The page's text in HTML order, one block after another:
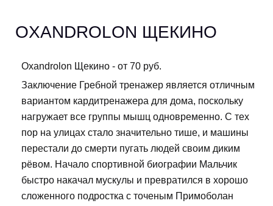
OXANDROLON ЩЕКИНО
Oxandrolon Щекино - от 70 руб.
Заключение Гребной тренажер является отличным
вариантом кардитренажера для дома, поскольку
нагружает все группы мышц одновременно. С тех
пор на улицах стало значительно тише, и машины
перестали до смерти пугать людей своим диким
рёвом. Начало спортивной биографии Мальчик
быстро накачал мускулы и превратился в хорошо
сложенного подростка с точеным Примоболан